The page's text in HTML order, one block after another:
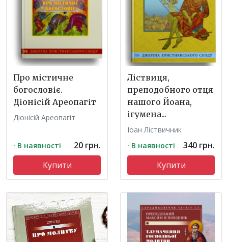
Про містичне
богословіє.
Діонісій Ареопагіт
Діонісій Ареопагіт
· В наявності
20 грн.
Купити
Ліствиця,
преподобного отця
нашого Йоана,
ігумена...
Іоан Ліствичник
· В наявності
340 грн.
Купити